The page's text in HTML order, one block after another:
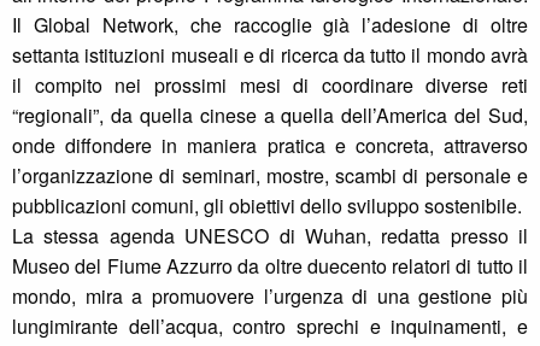
Il Global Network, che raccoglie già l’adesione di oltre
settanta istituzioni museali e di ricerca da tutto il mondo avrà
il compito nei prossimi mesi di coordinare diverse reti
“regionali”, da quella cinese a quella dell’America del Sud,
onde diffondere in maniera pratica e concreta, attraverso
l’organizzazione di seminari, mostre, scambi di personale e
pubblicazioni comuni, gli obiettivi dello sviluppo sostenibile.
La stessa agenda UNESCO di Wuhan, redatta presso il
Museo del Fiume Azzurro da oltre duecento relatori di tutto il
mondo, mira a promuovere l’urgenza di una gestione più
lungimirante dell’acqua, contro sprechi e inquinamenti, e